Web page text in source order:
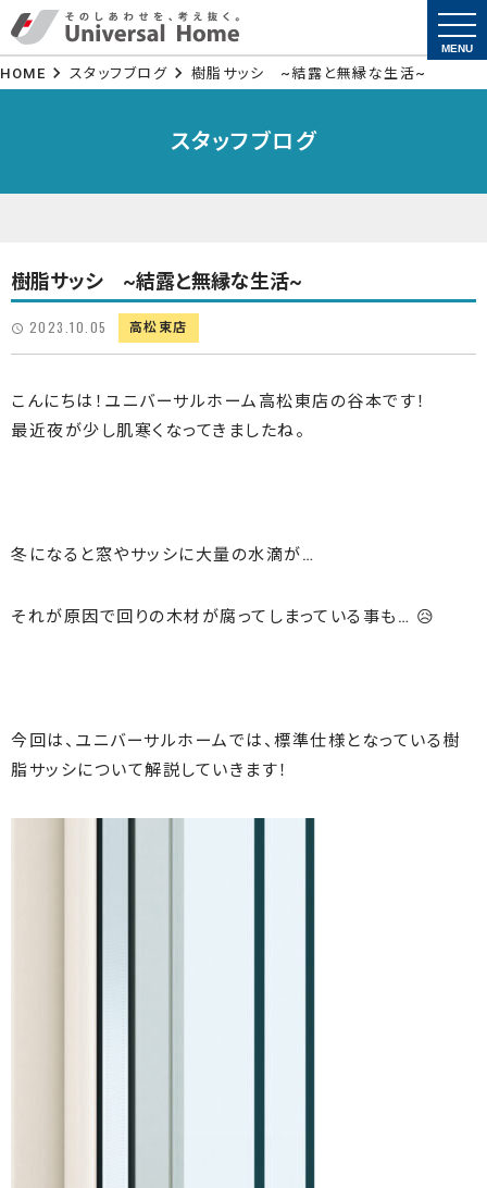
HOME スタッフブログ 樹脂サッシ ~結露と無縁な生活~
スタッフブログ
樹脂サッシ ~結露と無縁な生活~
2023.10.05 高松東店
こんにちは！ユニバーサルホーム高松東店の谷本です！
最近夜が少し肌寒くなってきましたね。
冬になると窓やサッシに大量の水滴が…
それが原因で回りの木材が腐ってしまっている事も… 😥
今回は、ユニバーサルホームでは、標準仕様となっている樹
脂サッシについて解説していきます！
MENU